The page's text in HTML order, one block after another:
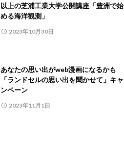
以上の芝浦工業大学公開講座「豊洲で始
める海洋観測」
2023年10月30日
あなたの思い出がweb漫画になるかも
「ランドセルの思い出を聞かせて」キャ
ンペーン
2023年11月1日